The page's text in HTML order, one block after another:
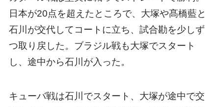
日本が20点を超えたところで、大塚や髙橋藍と
石川が交代してコートに立ち、試合勘を少しず
つ取り戻した。ブラジル戦も大塚でスタート
し、途中から石川が入った。
キューバ戦は石川でスタート、大塚が途中で交